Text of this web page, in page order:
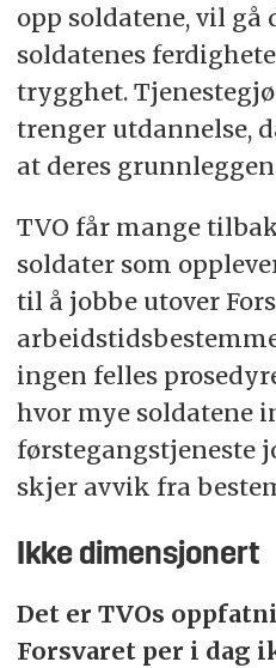
opp soldatene, vil gå
soldatenes
trygghet.
trenger utdannelse,
at deres
TVO får mange
soldater som
til å jobbe utover
ingen felles
hvor mye soldatene
førstegangstjeneste
skjer avvik fra
Ikke dimensjonert
Det er TVOs
Forsvaret per i dag